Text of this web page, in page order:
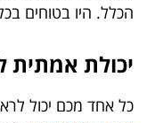
הכלל. היו בטוחים
יכולת אמתית
כל אחד מכם יכול